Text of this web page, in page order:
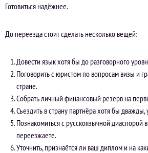
Готовиться надёжнее.
До переезда стоит сделать несколько вещей:
Довести язык хотя бы до разговорного
Поговорить с юристом по вопросам визы и
стране.
Собрать личный финансовый резерв на
Съездить в страну партнёра хотя бы дважды,
Познакомиться с русскоязычной диаспорой
переезжаете.
Уточнить, признаётся ли ваш диплом и на